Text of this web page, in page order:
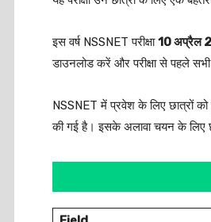
इस वर्ष NSSNET परीक्षा10 अप्रैल
डाउनलोड करें और परीक्षा से पहले
NSSNET में प्रवेश के लिए छात्रों को
की गई है। इसके अलावा चयन के लिए